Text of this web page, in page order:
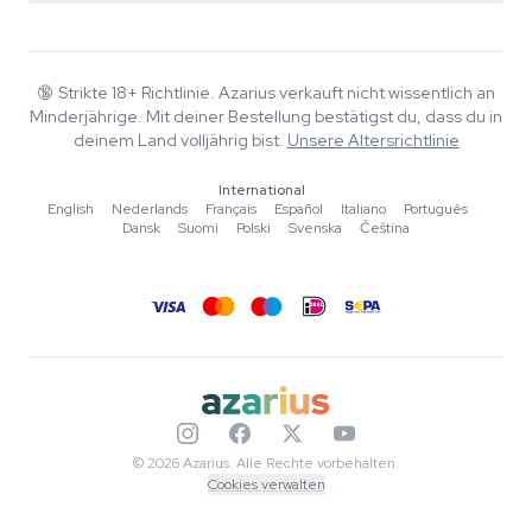
FAQ
Datenschutzrichtlinie
Wiki
Blog
Autoren
Tools & Rechner
🔞 Strikte 18+ Richtlinie. Azarius verkauft nicht wissentlich an
Minderjährige. Mit deiner Bestellung bestätigst du, dass du in
deinem Land volljährig bist. Unsere Altersrichtlinie
International
English
·Nederlands ·Français ·Español ·Italiano ·Português
·
Dansk
·Suomi ·Polski ·Svenska ·Čeština
© 2026 Azarius. Alle Rechte vorbehalten.
Cookies verwalten